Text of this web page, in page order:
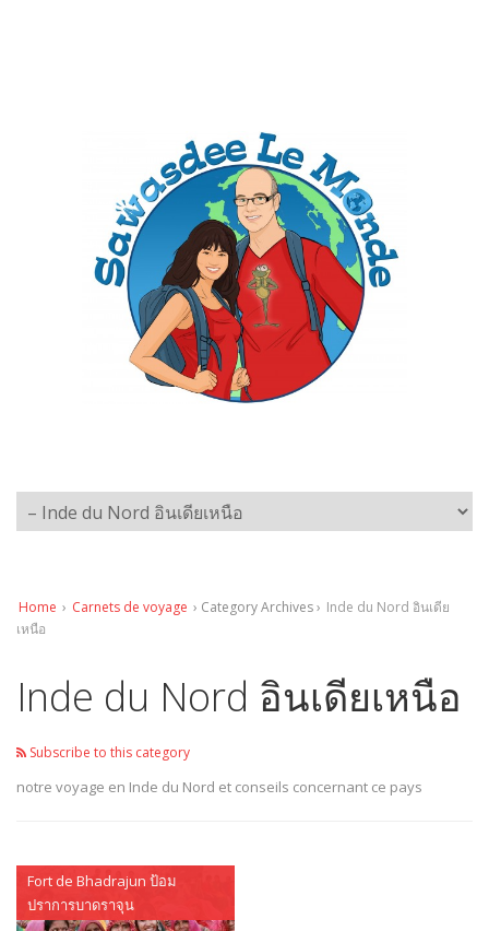
Home › Carnets de voyage › Category Archives › Inde du Nord อินเดีย
เหนือ
Inde du Nord อินเดียเหนือ
Subscribe to this category
notre voyage en Inde du Nord et conseils concernant ce pays
Fort de Bhadrajun ป้อม
ปราการบาดราจุน